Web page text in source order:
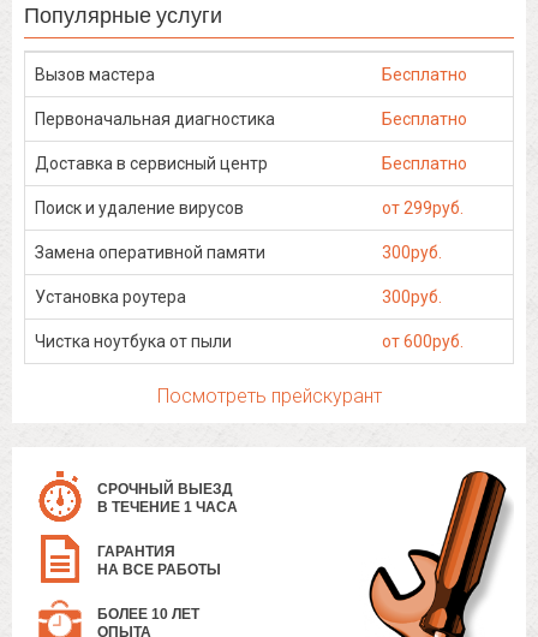
Популярные услуги
Вызов мастера Бесплатно
Первоначальная диагностика Бесплатно
Доставка в сервисный центр Бесплатно
Поиск и удаление вирусов от 299руб.
Замена оперативной памяти 300руб.
Установка роутера 300руб.
Чистка ноутбука от пыли от 600руб.
Посмотреть прейскурант
СРОЧНЫЙ ВЫЕЗД
В ТЕЧЕНИЕ 1 ЧАСА
ГАРАНТИЯ
НА ВСЕ РАБОТЫ
БОЛЕЕ 10 ЛЕТ
ОПЫТА